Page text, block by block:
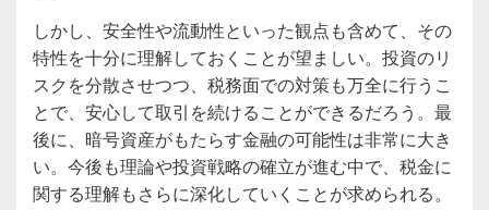
しかし、安全性や流動性といった観点も含めて、その
特性を十分に理解しておくことが望ましい。投資のリ
スクを分散させつつ、税務面での対策も万全に行うこ
とで、安心して取引を続けることができるだろう。最
後に、暗号資産がもたらす金融の可能性は非常に大き
い。今後も理論や投資戦略の確立が進む中で、税金に
関する理解もさらに深化していくことが求められる。